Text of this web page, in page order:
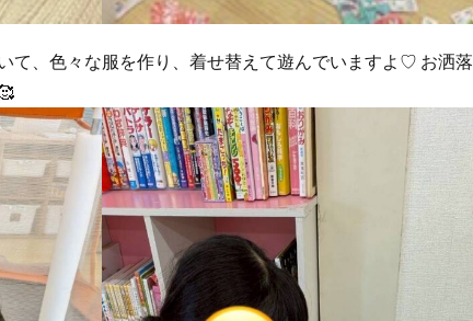
て、色々な服を作り、着せ替えて遊んでいますよ♡ お洒落